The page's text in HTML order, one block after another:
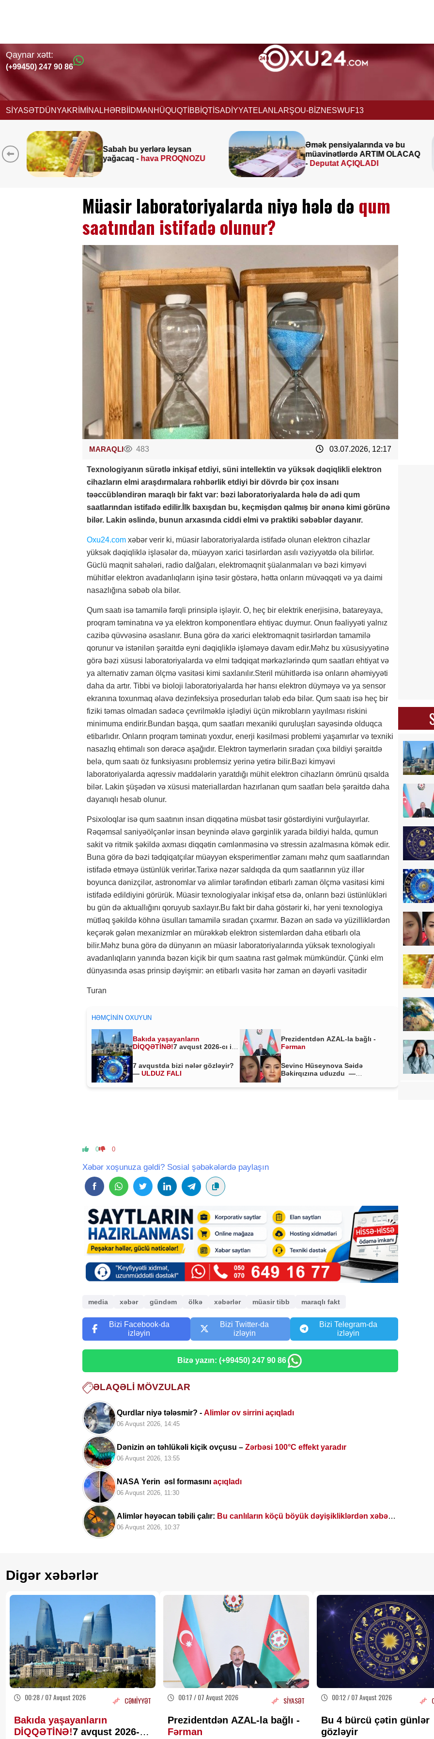
Qaynar xətt:
(+99450) 247 90 86
SİYASƏTDÜNYAKRİMİNAL HƏRBİİDMANHÜQUQTİBBİQTİSADİYYATELANLARŞOU-BİZNESWUF13
Əmək pensiyalarında və bu
müavinətlərdə ARTIM OLACAQ
-Deputat AÇIQLADI
İcra başçısı üç qurumu
birləşdirdi, yeni rəis təyin
FOTO
Müasir laboratoriyalarda niyə hələ də qum
saatından istifadə olunur?
MARAQLI 483 03.07.2026, 12:17
Texnologiyanın sürətlə inkişaf etdiyi, süni intellektin və yüksək dəqiqlikli elektron
cihazların elmi araşdırmalara rəhbərlik etdiyi bir dövrdə bir çox insanı
təəccübləndirən maraqlı bir fakt var: bəzi laboratoriyalarda hələ də adi qum
saatlarından istifadə edilir.İlk baxışdan bu, keçmişdən qalmış bir ənənə kimi görünə
bilər. Lakin əslində, bunun arxasında ciddi elmi və praktiki səbəblər dayanır.
Oxu24.com xəbər verir ki, müasir laboratoriyalarda istifadə olunan elektron cihazlar
yüksək dəqiqliklə işləsələr də, müəyyən xarici təsirlərdən asılı vəziyyətdə ola bilirlər.
Güclü maqnit sahələri, radio dalğaları, elektromaqnit şüalanmaları və bəzi kimyəvi
mühitlər elektron avadanlıqların işinə təsir göstərə, hətta onların müvəqqəti və ya daimi
nasazlığına səbəb ola bilər.
Qum saatı isə tamamilə fərqli prinsiplə işləyir. O, heç bir elektrik enerjisinə, batareyaya,
proqram təminatına və ya elektron komponentlərə ehtiyac duymur. Onun fəaliyyəti yalnız
cazibə qüvvəsinə əsaslanır. Buna görə də xarici elektromaqnit təsirlərdən tamamilə
qorunur və istənilən şəraitdə eyni dəqiqliklə işləməyə davam edir.Məhz bu xüsusiyyətinə
görə bəzi xüsusi laboratoriyalarda və elmi tədqiqat mərkəzlərində qum saatları ehtiyat və
ya alternativ zaman ölçmə vasitəsi kimi saxlanılır.Steril mühitlərdə isə onların əhəmiyyəti
daha da artır. Tibbi və bioloji laboratoriyalarda hər hansı elektron düyməyə və ya sensor
ekranına toxunmaq əlavə dezinfeksiya prosedurları tələb edə bilər. Qum saatı isə heç bir
fiziki təmas olmadan sadəcə çevrilməklə işlədiyi üçün mikrobların yayılması riskini
minimuma endirir.Bundan başqa, qum saatları mexaniki quruluşları sayəsində olduqca
etibarlıdır. Onların proqram təminatı yoxdur, enerji kəsilməsi problemi yaşamırlar və texniki
nasazlıq ehtimalı son dərəcə aşağıdır. Elektron taymerlərin sıradan çıxa bildiyi şəraitdə
belə, qum saatı öz funksiyasını problemsiz yerinə yetirə bilir.Bəzi kimyəvi
laboratoriyalarda aqressiv maddələrin yaratdığı mühit elektron cihazların ömrünü qısalda
bilər. Lakin şüşədən və xüsusi materiallardan hazırlanan qum saatları belə şəraitdə daha
dayanıqlı hesab olunur.
Psixoloqlar isə qum saatının insan diqqətinə müsbət təsir göstərdiyini vurğulayırlar.
Rəqəmsal saniyəölçənlər insan beynində əlavə gərginlik yarada bildiyi halda, qumun
sakit və ritmik şəkildə axması diqqətin cəmlənməsinə və stressin azalmasına kömək edir.
Buna görə də bəzi tədqiqatçılar müəyyən eksperimentlər zamanı məhz qum saatlarından
istifadə etməyə üstünlük verirlər.Tarixə nəzər saldıqda da qum saatlarının yüz illər
boyunca dənizçilər, astronomlar və alimlər tərəfindən etibarlı zaman ölçmə vasitəsi kimi
istifadə edildiyini görürük. Müasir texnologiyalar inkişaf etsə də, onların bəzi üstünlükləri
bu gün də aktuallığını qoruyub saxlayır.Bu fakt bir daha göstərir ki, hər yeni texnologiya
mütləq şəkildə köhnə üsulları tamamilə sıradan çıxarmır. Bəzən ən sadə və yüzilliklərdən
keçərək gələn mexanizmlər ən mürəkkəb elektron sistemlərdən daha etibarlı ola
bilir.Məhz buna görə də dünyanın ən müasir laboratoriyalarında yüksək texnologiyalı
avadanlıqların yanında bəzən kiçik bir qum saatına rast gəlmək mümkündür. Çünki elm
dünyasında əsas prinsip dəyişmir: ən etibarlı vasitə hər zaman ən dəyərli vasitədir
Turan
HƏMÇININ OXUYUN
Bakıda yaşayanların
DİQQƏTİNƏ!7 avqust 2026-cı il
Prezidentdən AZAL-la bağlı -
Fərman
7 avqustda bizi nələr gözləyir?
—ULDUZ FALI
Sevinc Hüseynova Səidə
Bəkirqızına uduzdu —
0 0
Xəbər xoşunuza gəldi? Sosial şəbəkələrdə paylaşın
media xəbər gündəm ölkə xəbərlər müasir tibb maraqlı fakt
Bizi Facebook-da
izləyin
Bizi Twitter-da
izləyin
Bizi Telegram-da
izləyin
Bizə yazın: (+99450) 247 90 86
ƏLAQƏLI MÖVZULAR
Qurdlar niyə tələsmir? - Alimlər ov sirrini açıqladı
06 Avqust 2026, 14:45
Dənizin ən təhlükəli kiçik ovçusu –Zərbəsi 100°C effekt yaradır
06 Avqust 2026, 13:55
NASA Yerin əsl formasınıaçıqladı
06 Avqust 2026, 11:30
Alimlər həyəcan təbili çalır: Bu canlıların köçü böyük dəyişikliklərdən xəbər
verir
06 Avqust 2026, 10:37
Digər xəbərlər
00:28 / 07 Avqust 2026 CƏMİYYƏT
Bakıda yaşayanların
DİQQƏTİNƏ!7 avqust 2026-cı
00:17 / 07 Avqust 2026 SİYASƏT
Prezidentdən AZAL-la bağlı -
Fərman
00:12 / 07 Avqust 2026
Bu 4 bürcü çətin günlər
gözləyir